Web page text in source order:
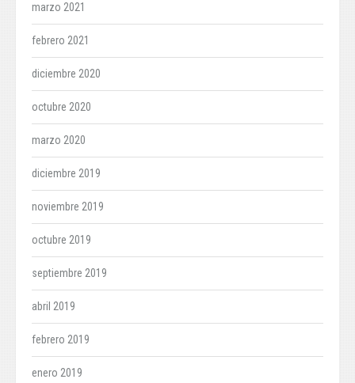
marzo 2021
febrero 2021
diciembre 2020
octubre 2020
marzo 2020
diciembre 2019
noviembre 2019
octubre 2019
septiembre 2019
abril 2019
febrero 2019
enero 2019